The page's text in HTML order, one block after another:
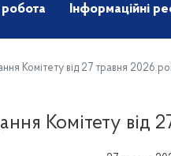
Інформаційні
Комітету від 27 травня 2026
Комітету від